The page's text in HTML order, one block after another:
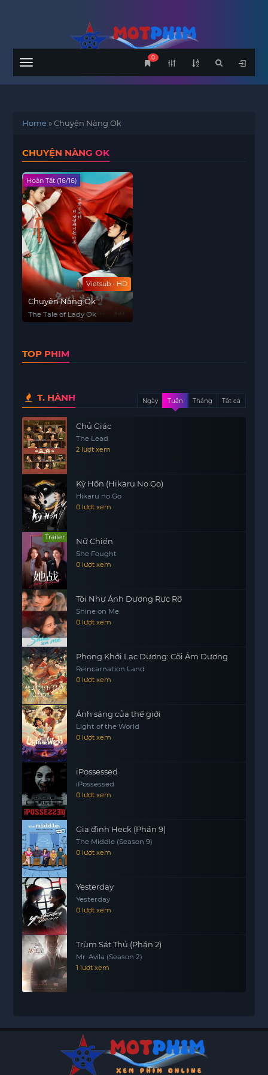
Menu
0
Home»Chuyện Nàng Ok
CHUYỆN NÀNG OK
Vietsub - HD
Hoàn Tất (16/16)
Chuyện Nàng Ok
The Tale of Lady Ok
TOP PHIM
T. HÀNH Ngày Tuần Tháng Tất cả
Chủ Giác
The Lead
2 lượt xem
Kỳ Hồn (Hikaru No Go)
Hikaru no Go
0 lượt xem
Trailer Nữ Chiến
She Fought
0 lượt xem
Tôi Như Ánh Dương Rực Rỡ
Shine on Me
0 lượt xem
Phong Khởi Lạc Dương: Cõi Âm Dương
Reincarnation Land
0 lượt xem
Ánh sáng của thế giới
Light of the World
0 lượt xem
iPossessed
iPossessed
0 lượt xem
Gia đình Heck (Phần 9)
The Middle (Season 9)
0 lượt xem
Yesterday
Yesterday
0 lượt xem
Trùm Sát Thủ (Phần 2)
Mr. Avila (Season 2)
1 lượt xem